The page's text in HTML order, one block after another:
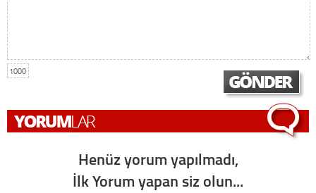
1000
Henüz yorum yapılmadı,
İlk Yorum yapan siz olun...